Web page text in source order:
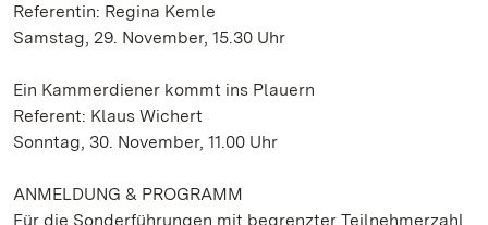
Referentin: Regina Kemle
Samstag, 29. November, 15.30 Uhr
Ein Kammerdiener kommt ins Plauern
Referent: Klaus Wichert
Sonntag, 30. November, 11.00 Uhr
ANMELDUNG & PROGRAMM
Für die Sonderführungen mit begrenzter Teilnehmerzahl